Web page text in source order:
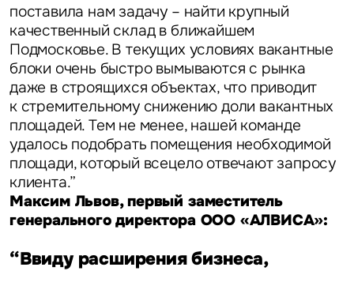
поставила нам задачу – найти крупный
качественный склад в ближайшем
Подмосковье. В текущих условиях вакантные
блоки очень быстро вымываются с рынка
даже в строящихся объектах, что приводит
к стремительному снижению доли вакантных
площадей. Тем не менее, нашей команде
удалось подобрать помещения необходимой
площади, который всецело отвечают запросу
клиента.”
Максим Львов, первый заместитель
генерального директора ООО «АЛВИСА»:
“Ввиду расширения бизнеса,